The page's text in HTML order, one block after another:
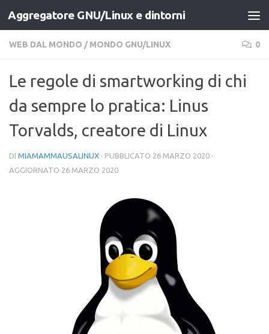
Salta al contenuto
Aggregatore GNU/Linux e dintorni
WEB DAL MONDO / MONDO GNU/LINUX 0
Le regole di smartworking di chi
da sempre lo pratica: Linus
Torvalds, creatore di Linux
DI MIAMAMMAUSALINUX · PUBBLICATO 26 MARZO 2020 ·
AGGIORNATO 26 MARZO 2020